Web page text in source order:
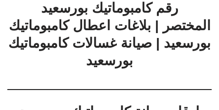
رقم كامبوماتيك بورسعيد
المختصر | بلاغات اعطال كامبوماتيك
بورسعيد | صيانة غسالات كامبوماتيك
بورسعيد